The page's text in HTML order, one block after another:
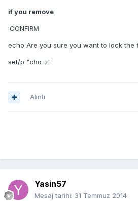
if you remove
:CONFIRM
echo Are you sure you want to lock the
set/p "cho=>"
Alıntı
Yasin57
Mesaj tarihi: 31 Temmuz 2014